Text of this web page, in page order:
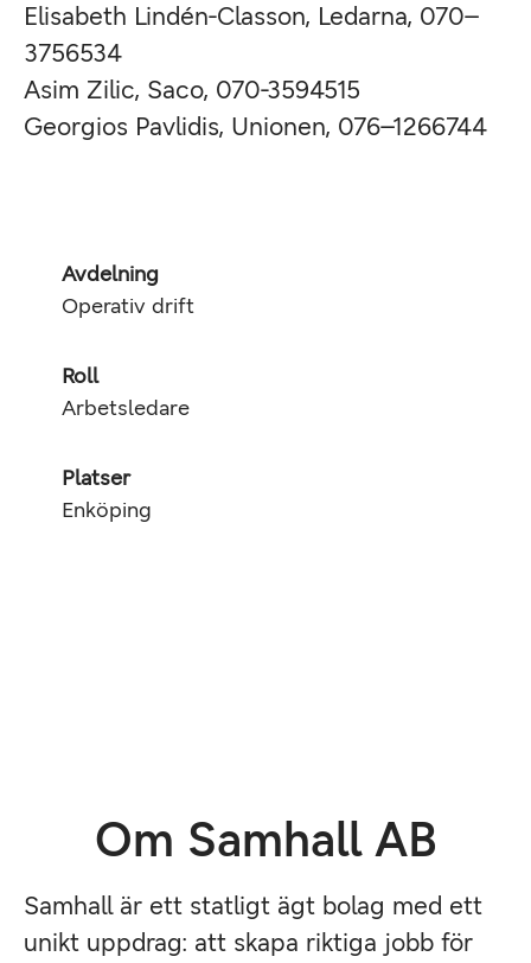
Elisabeth Lindén-Classon, Ledarna, 070–
3756534
Asim Zilic, Saco, 070-3594515
Georgios Pavlidis, Unionen, 076–1266744
Avdelning
Operativ drift
Roll
Arbetsledare
Platser
Enköping
Om Samhall AB
Samhall är ett statligt ägt bolag med ett
unikt uppdrag: att skapa riktiga jobb för